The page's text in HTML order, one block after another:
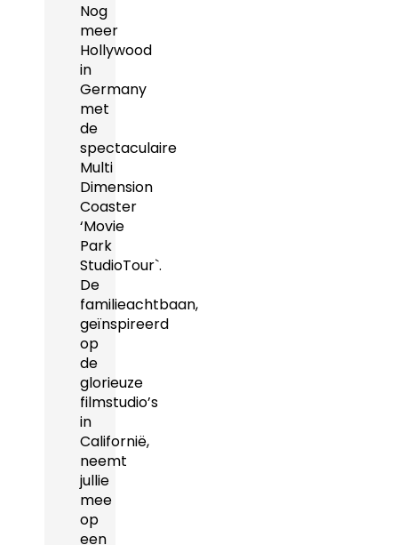
Nog
meer
Hollywood
in
Germany
met
de
spectaculaire
Multi
Dimension
Coaster
‘Movie
Park
StudioTour`.
De
familieachtbaan,
geïnspireerd
op
de
glorieuze
filmstudio’s
in
Californië,
neemt
jullie
mee
op
een